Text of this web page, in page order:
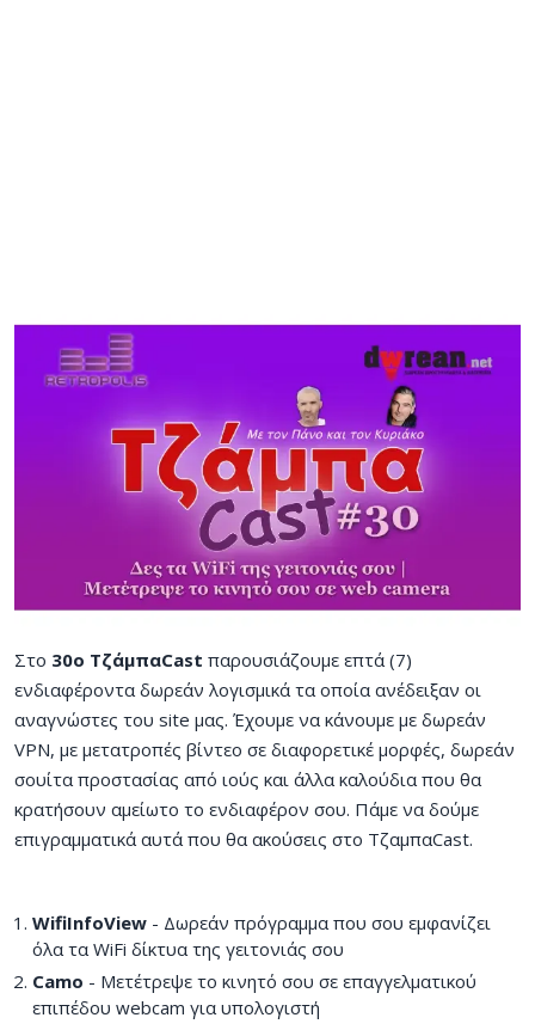
Στο 30ο ΤζάμπαCast παρουσιάζουμε επτά (7)
ενδιαφέροντα δωρεάν λογισμικά τα οποία ανέδειξαν οι
αναγνώστες του site μας. Έχουμε να κάνουμε με δωρεάν
VPN, με μετατροπές βίντεο σε διαφορετικέ μορφές, δωρεάν
σουίτα προστασίας από ιούς και άλλα καλούδια που θα
κρατήσουν αμείωτο το ενδιαφέρον σου. Πάμε να δούμε
επιγραμματικά αυτά που θα ακούσεις στο ΤζαμπαCast.
WifiInfoView - Δωρεάν πρόγραμμα που σου εμφανίζει
όλα τα WiFi δίκτυα της γειτονιάς σου
Camo - Μετέτρεψε το κινητό σου σε επαγγελματικού
επιπέδου webcam για υπολογιστή